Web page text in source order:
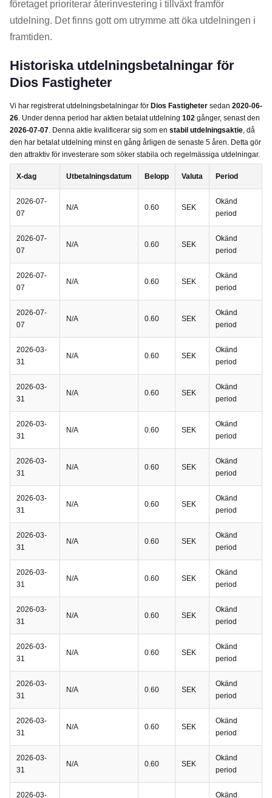
företaget prioriterar återinvestering i tillväxt framför
utdelning. Det finns gott om utrymme att öka utdelningen i
framtiden.
Historiska utdelningsbetalningar för
Dios Fastigheter
Vi har registrerat utdelningsbetalningar för Dios Fastigheter sedan 2020-06-
26. Under denna period har aktien betalat utdelning 102 gånger, senast den
2026-07-07. Denna aktie kvalificerar sig som en stabil utdelningsaktie, då
den har betalat utdelning minst en gång årligen de senaste 5 åren. Detta gör
den attraktiv för investerare som söker stabila och regelmässiga utdelningar.
X-dag Utbetalningsdatum Belopp Valuta Period
2026-07-
07
N/A 0.60 SEK
Okänd
period
2026-07-
07
N/A 0.60 SEK
Okänd
period
2026-07-
07
N/A 0.60 SEK
Okänd
period
2026-07-
07
N/A 0.60 SEK
Okänd
period
2026-03-
31
N/A 0.60 SEK
Okänd
period
2026-03-
31
N/A 0.60 SEK
Okänd
period
2026-03-
31
N/A 0.60 SEK
Okänd
period
2026-03-
31
N/A 0.60 SEK
Okänd
period
2026-03-
31
N/A 0.60 SEK
Okänd
period
2026-03-
31
N/A 0.60 SEK
Okänd
period
2026-03-
31
N/A 0.60 SEK
Okänd
period
2026-03-
31
N/A 0.60 SEK
Okänd
period
2026-03-
31
N/A 0.60 SEK
Okänd
period
2026-03-
31
N/A 0.60 SEK
Okänd
period
2026-03-
31
N/A 0.60 SEK
Okänd
period
2026-03-
31
N/A 0.60 SEK
Okänd
period
2026-03- Okänd